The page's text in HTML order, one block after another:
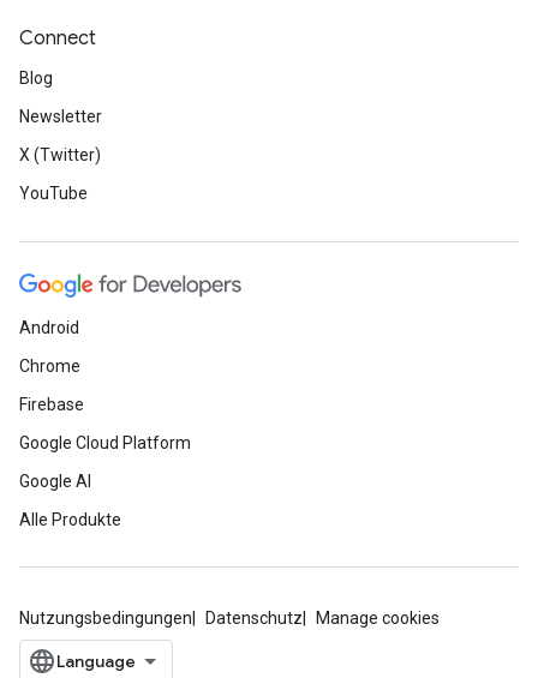
Connect
Blog
Newsletter
X (Twitter)
YouTube
Android
Chrome
Firebase
Google Cloud Platform
Google AI
Alle Produkte
Nutzungsbedingungen Datenschutz Manage cookies